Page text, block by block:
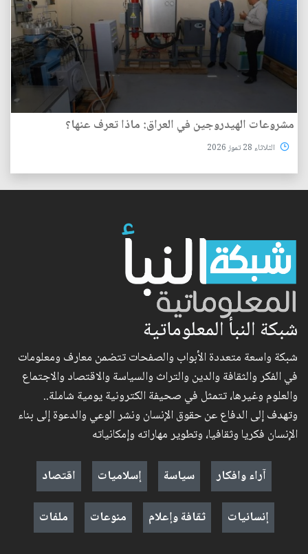
مشروعات الهيدروجين في العراق: ماذا تعرف عنها؟
الثلاثاء 28 تموز 2026
شبكة النبأ المعلوماتية
شبكة واسعة متعددة الأبواب والصفحات تتضمن معارف ومعلومات
في الفكر والثقافة والدين والتراث والسياسة والاقتصاد والاجتماع
والعلوم وغيرها، تتمثل في صحيفة الكترونية يومية شاملة..
وتهدف إلى الدفاع عن حقوق الإنسان ونشر الوعي والدعوة إلى بناء
الإنسان فكريا وثقافيا، وتطوير مهاراته وإمكانياته
آراء وافكار
سياسة إسلاميات
اقتصاد
إنسانيات
ثقافة وإعلام منوعات ملفات